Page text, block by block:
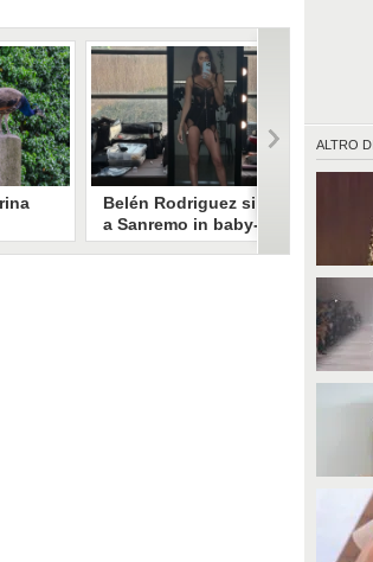
ALTRO DI
è
Belén Rodriguez si prepara
a Sanremo in baby-doll e
reggicalze: è lei la diva nel
video di Ossessione di Samurai Jay